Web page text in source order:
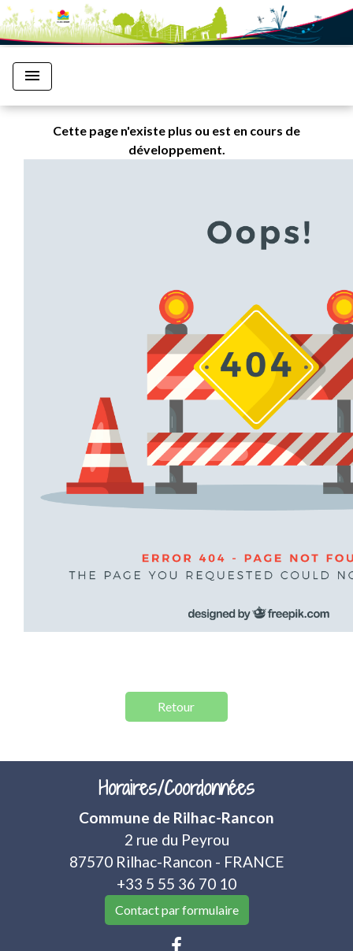
menu
Cette page n'existe plus ou est en cours de
développement.
Retour
Horaires/Coordonnées
Commune de Rilhac-Rancon
2 rue du Peyrou
87570 Rilhac-Rancon - FRANCE
+33 5 55 36 70 10
Contact par formulaire